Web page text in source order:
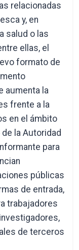
relacionadas
y, en
salud o las
ellas, el
formato de
aumenta la
frente a la
en el ámbito
la Autoridad
para
públicas
de entrada,
trabajadores
de terceros